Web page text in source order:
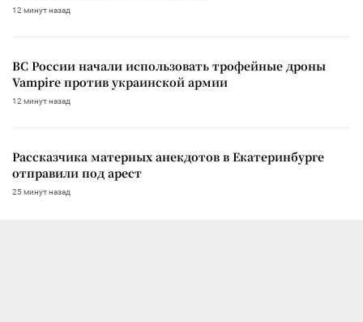
12 минут назад
ВС России начали использовать трофейные дроны
Vampire против украинской армии
12 минут назад
Рассказчика матерных анекдотов в Екатеринбурге
отправили под арест
25 минут назад